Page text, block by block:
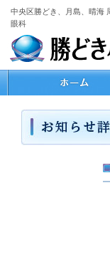
中央区勝どき、月島、晴海
眼科